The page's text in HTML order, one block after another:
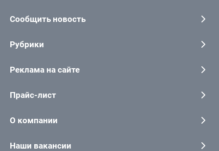
Сообщить новость
Рубрики
Реклама на сайте
Прайс-лист
О компании
Наши вакансии